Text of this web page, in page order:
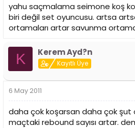
yahu saçmalama seimone koş
biri değil set oyuncusu. artsa
ortamaları artar savunma
K Kerem Ayd?n
Kayıtlı Üye
6 May 2011
daha çok koşarsan daha çok şut
maçtaki rebound sayısı artar.